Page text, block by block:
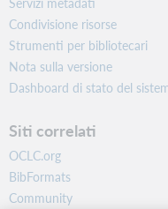
Condivisione risorse
Strumenti per bibliotecari
Nota sulla versione
Dashboard di stato del
Siti correlati
OCLC.org
BibFormats
Community